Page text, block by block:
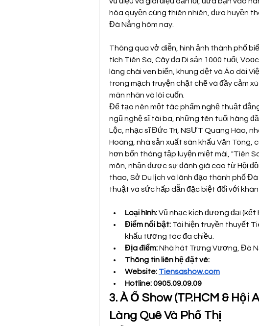
hòa quyện cùng thiên nhiên, đưa huyền
Đà Nẵng hôm nay.
Thông qua vở diễn, hình ảnh thành phố
tích Tiên Sa, Cây đa Di sản 1000 tuổi,
làng chài ven biển, khung dệt và Áo dài
trong mạch truyện chặt chẽ và đầy cảm
mãn nhãn và lôi cuốn.
Để tạo nên một tác phẩm nghệ thuật
ngũ nghệ sĩ tài ba, những tên tuổi hàng
Lộc, nhạc sĩ Đức Trí, NSƯT Quang Hào,
Hoàng, nhà sản xuất sân khấu Văn Tòng,
hơn bốn tháng tập luyện miệt mài, "Tiên
môn, nhận được sự đánh giá cao từ Hội
thao, Sở Du lịch và lãnh đạo thành phố
thuật và sức hấp dẫn đặc biệt đối với khán
Loại hình: Vũ nhạc kịch đương đại (kết
Điểm nổi bật: Tái hiện truyền thuyết
khấu tương tác đa chiều.
Địa điểm: Nhà hát Trưng Vương, Đà
Thông tin liên hệ đặt vé:
Website: Tiensashow.com
Hotline: 0905.09.09.09
3. À Ố Show (TP.HCM & Hội
Làng Quê Và Phố Thị